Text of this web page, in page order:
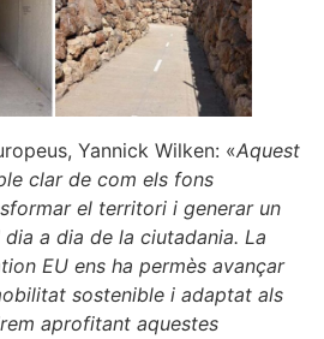
Yannick Wilken: «Aquest
clar de com els fons
el territori i generar un
a dia de la ciutadania. La
EU ens ha permès avançar
sostenible i adaptat als
aprofitant aquestes